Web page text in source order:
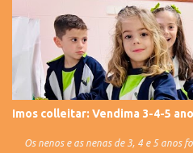
Imos colleitar: Vendima 3-4-5
Os nenos e as nenas de 3, 4 e 5 anos